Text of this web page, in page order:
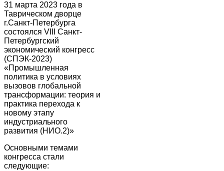
31 марта 2023 года в
Таврическом дворце
г.Санкт-Петербурга
состоялся VIII Санкт-
Петербургский
экономический конгресс
(СПЭК-2023)
«Промышленная
политика в условиях
вызовов глобальной
трансформации: теория и
практика перехода к
новому этапу
индустриального
развития (НИО.2)»
Основными темами
конгресса стали
следующие: